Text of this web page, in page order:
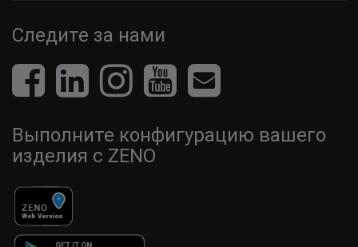
Следите за нами
Выполните конфигурацию вашего
изделия с ZENO